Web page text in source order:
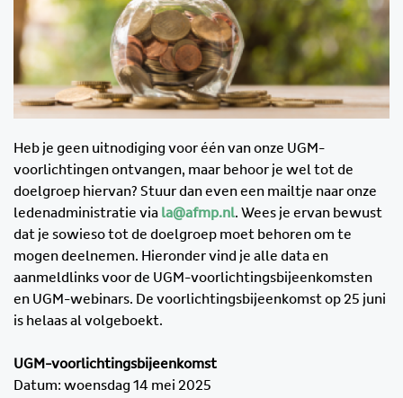
Heb je geen uitnodiging voor één van onze UGM-
voorlichtingen ontvangen, maar behoor je wel tot de
doelgroep hiervan? Stuur dan even een mailtje naar onze
ledenadministratie via la@afmp.nl. Wees je ervan bewust
dat je sowieso tot de doelgroep moet behoren om te
mogen deelnemen. Hieronder vind je alle data en
aanmeldlinks voor de UGM-voorlichtingsbijeenkomsten
en UGM-webinars. De voorlichtingsbijeenkomst op 25 juni
is helaas al volgeboekt.
UGM-voorlichtingsbijeenkomst
Datum: woensdag 14 mei 2025